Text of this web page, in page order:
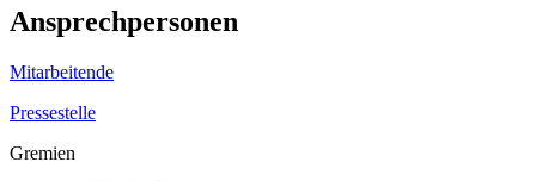
Ansprechpersonen
Mitarbeitende
Pressestelle
Gremien